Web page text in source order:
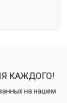
КАЖДОГО!
на нашем